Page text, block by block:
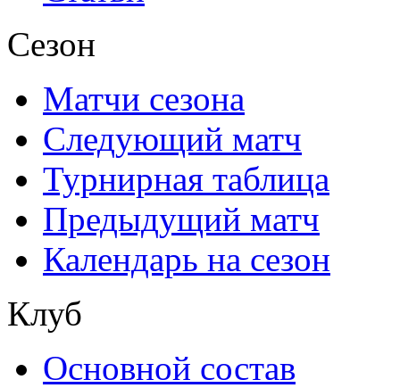
Сезон
Матчи сезона
Следующий матч
Турнирная таблица
Предыдущий матч
Календарь на сезон
Клуб
Основной состав